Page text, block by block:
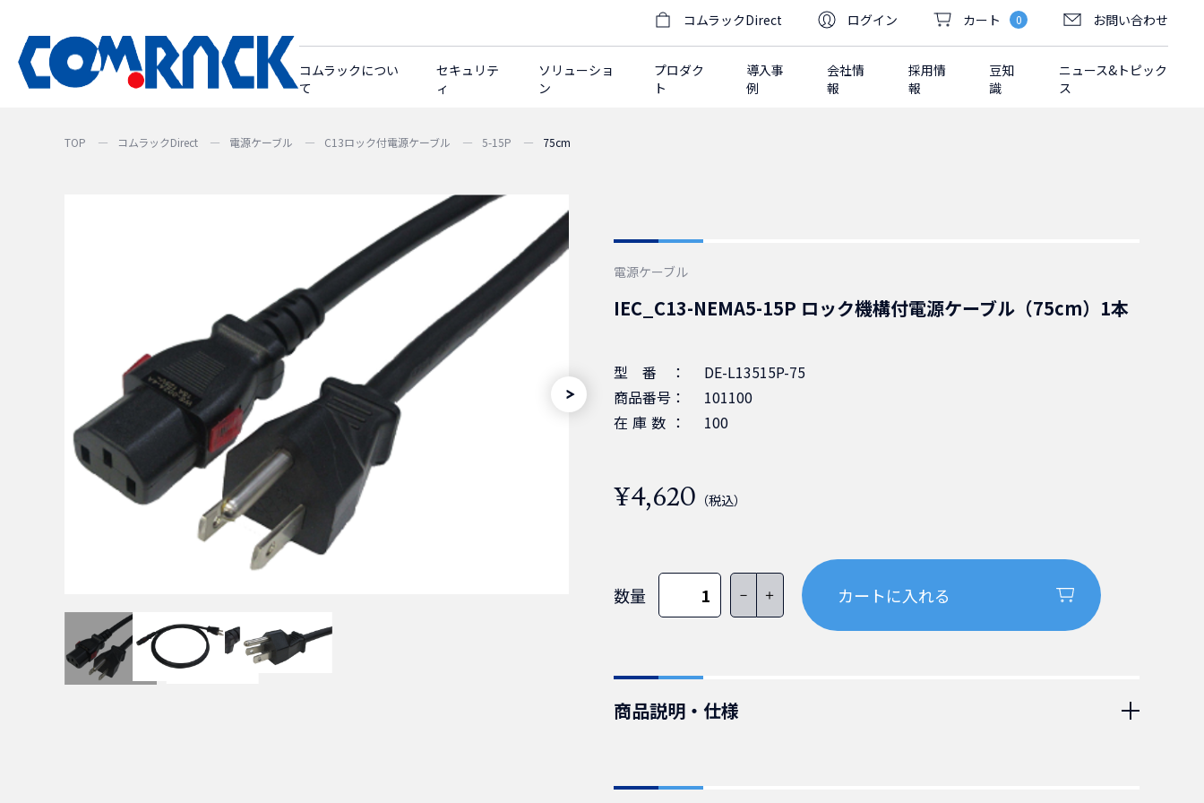
コムラックDirect ログイン カート 0 お問い合わせ
コムラックについ
て
セキュリテ
ィ
ソリューショ
ン
プロダク
ト
導入事
例
会社情
報
採用情
報
豆知
識
ニュース&トピック
ス
TOP コムラックDirect 電源ケーブル C13ロック付電源ケーブル 5-15P 75cm
電源ケーブル
IEC_C13-NEMA5-15P ロック機構付電源ケーブル（75cm）1本
型番：
DE-L13515P-75
商品番号：
101100
在庫数：
100
¥4,620 （税込）
数量 － ＋
商品説明・仕様